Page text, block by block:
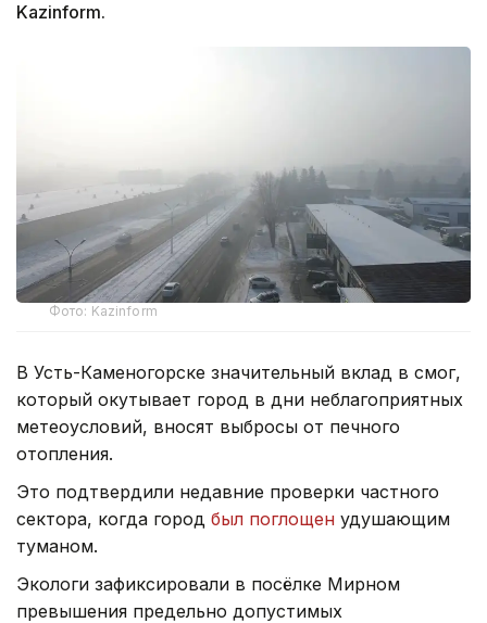
Kazinform.
Фото: Kazinform
В Усть-Каменогорске значительный вклад в смог,
который окутывает город в дни неблагоприятных
метеоусловий, вносят выбросы от печного
отопления.
Это подтвердили недавние проверки частного
сектора, когда город был поглощен удушающим
туманом.
Экологи зафиксировали в посёлке Мирном
превышения предельно допустимых